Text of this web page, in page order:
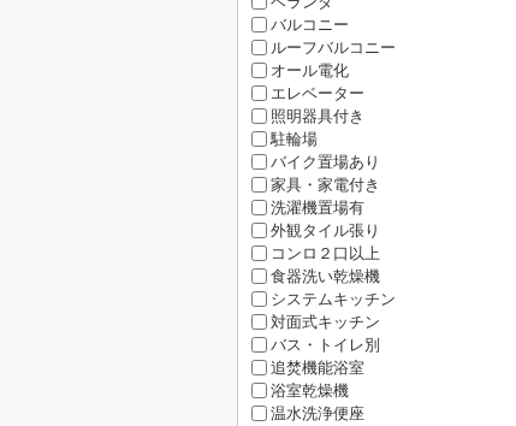
バルコニー
ルーフバルコニー
オール電化
エレベーター
照明器具付き
駐輪場
バイク置場あり
家具・家電付き
洗濯機置場有
外観タイル張り
コンロ２口以上
食器洗い乾燥機
システムキッチン
対面式キッチン
バス・トイレ別
追焚機能浴室
浴室乾燥機
温水洗浄便座